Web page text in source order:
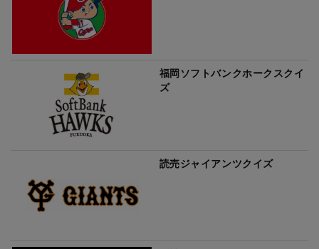
福岡ソフトバンクホークスクイ
ズ
読売ジャイアンツクイズ